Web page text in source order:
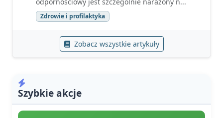
Zdrowie i profilaktyka
Zobacz wszystkie artykuły
Szybkie akcje